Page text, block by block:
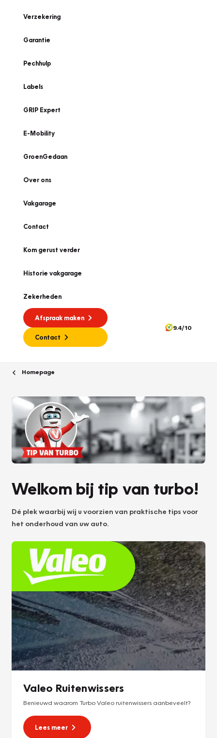
Verzekering
Garantie
Pechhulp
Labels
GRIP Expert
E-Mobility
GroenGedaan
Over ons
Vakgarage
Contact
Kom gerust verder
Historie vakgarage
Zekerheden
Afspraak maken
Contact
9.4/10
Homepage
Welkom bij tip van turbo!
Dé plek waarbij wij u voorzien van praktische tips voor
het onderhoud van uw auto.
Valeo Ruitenwissers
Benieuwd waarom Turbo Valeo ruitenwissers aanbeveelt?
Lees meer